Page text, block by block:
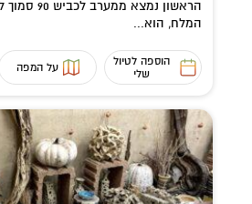
הראשון נמצא
המלח, הוא...
הוספה לטיול
שלי
על המפה